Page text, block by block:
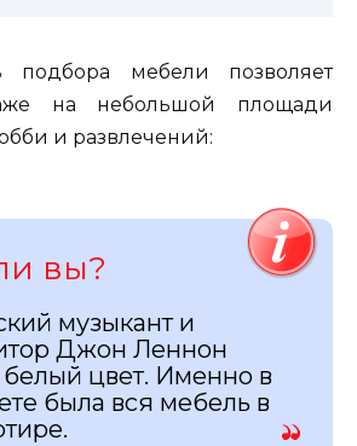
подбора мебели позволяет
на небольшой площади
и развлечений:
вы?
музыкант и
Джон Леннон
цвет. Именно в
была вся мебель в